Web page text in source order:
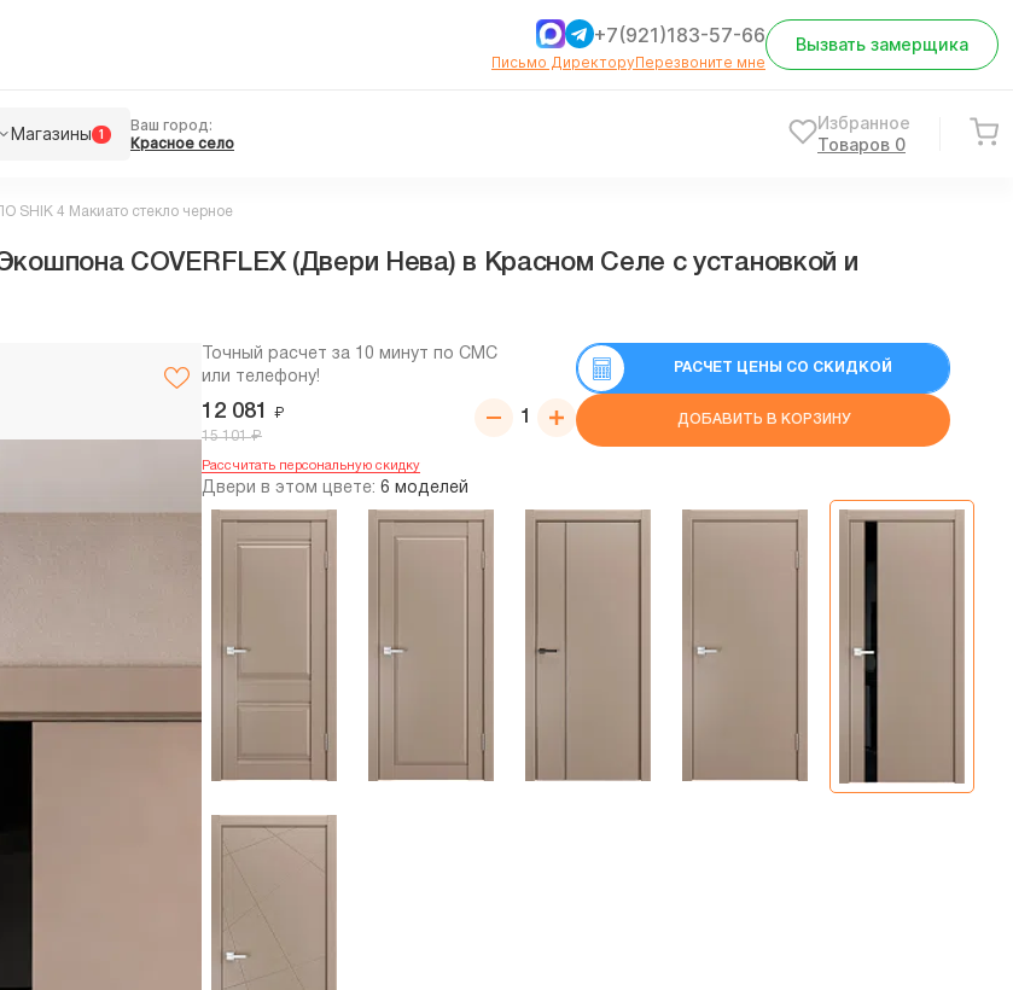
+7(921)183-57-66
Письмо ДиректоруПерезвоните мне
Вызвать замерщика
Магазины 1
Ваш город:
Красное село
Избранное
Товаров 0
ПО SHIK 4 Макиато стекло черное
COVERFLEX (Двери Нева) в Красном Селе с установкой и
Точный расчет за 10 минут по СМС
или телефону!
12 081 ₽
15 101₽
РАСЧЕТ ЦЕНЫ СО СКИДКОЙ
ДОБАВИТЬ В КОРЗИНУ
Рассчитать персональную скидку
Двери в этом цвете: 6 моделей